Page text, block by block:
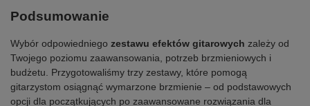
Podsumowanie
Wybór odpowiedniego zestawu efektów gitarowych zależy od
Twojego poziomu zaawansowania, potrzeb brzmieniowych i
budżetu. Przygotowaliśmy trzy zestawy, które pomogą
gitarzystom osiągnąć wymarzone brzmienie – od podstawowych
opcji dla początkujących po zaawansowane rozwiązania dla